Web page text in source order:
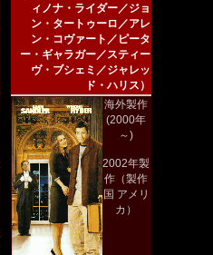
ィノナ・ライダー／ジョ
ン・タートゥーロ／アレ
ン・コヴァート／ピータ
ー・ギャラガー／スティー
ヴ・ブシェミ／ジャレッ
ド・ハリス）
海外製作
(2000年
～)
2002年製
作（製作
国 アメリ
カ）